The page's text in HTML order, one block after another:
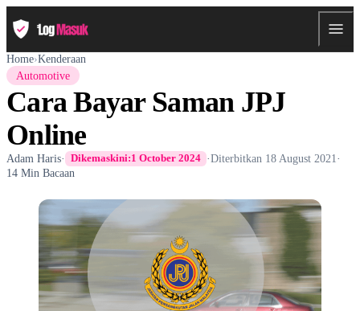
Home›Kenderaan
Automotive
Cara Bayar Saman JPJ
Online
Adam Haris· Dikemaskini:1 October 2024 ·Diterbitkan 18 August 2021·
14 Min Bacaan